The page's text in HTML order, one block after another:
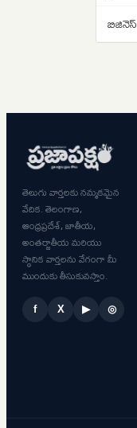
బిజినెస్
తెలుగు వార్తలకు నమ్మకమైన
వేదిక. తెలంగాణ,
ఆంధ్రప్రదేశ్, జాతీయ,
అంతర్జాతీయ మరియు
స్థానిక వార్తలను వేగంగా మీ
ముందుకు తీసుకువస్తాం.
f X ▶ ◎